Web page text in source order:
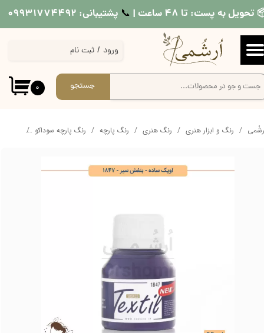
تحویل به پست: تا ۴۸ ساعت | 📞​​​​​​​ پشتیبانی: ۰۹۹۳۱۷۷۴۴۹۲
۰ جستجو
ورود / ثبت نام
حساب کاربری من
تغییر گذر واژه
سفارشات
رنگ و ابزار هنری رنگ هنری رنگ پارچه رنگ پارچه سوداکو